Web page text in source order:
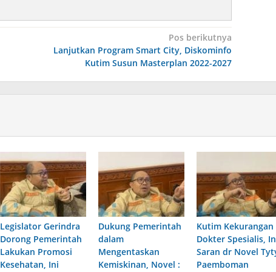
Pos berikutnya
Lanjutkan Program Smart City, Diskominfo
Kutim Susun Masterplan 2022-2027
Legislator Gerindra
Dorong Pemerintah
Lakukan Promosi
Kesehatan, Ini
Dukung Pemerintah
dalam
Mengentaskan
Kemiskinan, Novel :
Kutim Kekurangan
Dokter Spesialis,
Saran dr Novel
Paemboman